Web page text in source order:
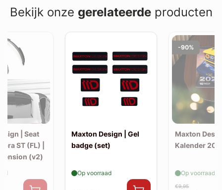
Bekijk onze gerelateerdeproducten
| Seat
ST (FL) |
(v2)
Maxton Design | Gel
badge (set)
Op voorraad
-90%
Maxton
Kalender
€9,95
Op voorraad